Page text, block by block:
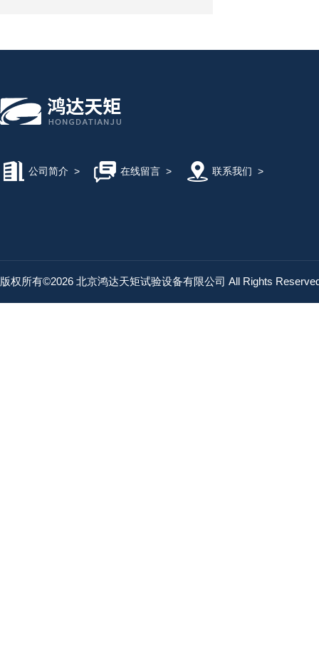
公司简介 > 在线留言> 联系我们 >
版权所有©2026 北京鸿达天矩试验设备有限公司 All Rights